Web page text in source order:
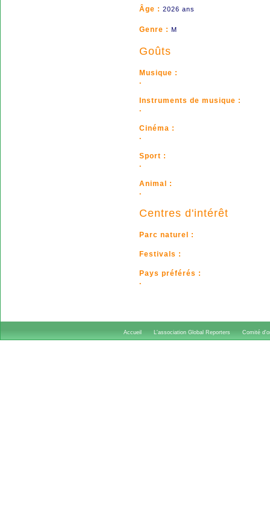
Âge : 2026 ans
Genre : M
Goûts
Musique :
.
Instruments de musique :
.
Cinéma :
.
Sport :
.
Animal :
.
Centres d'intérêt
Parc naturel :
Festivals :
Pays préférés :
.
Accueil L'association Global Reporters Comité